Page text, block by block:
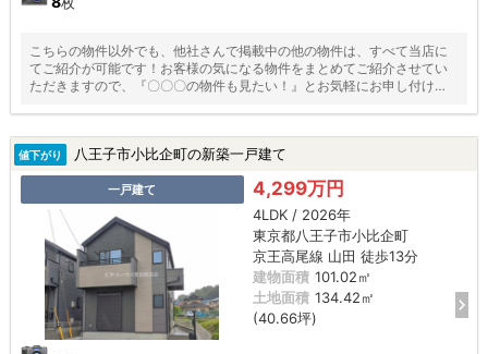
こちらの物件以外でも、他社さんで掲載中の他の物件は、すべて当店に
てご紹介が可能です！お客様の気になる物件をまとめてご紹介させてい
ただきますので、『〇〇〇の物件も見たい！』とお気軽にお申し付けく
値下がり 八王子市小比企町の新築一戸建て
一戸建て 4,299万円
4LDK / 2026年
東京都八王子市小比企町
京王高尾線 山田 徒歩13分
建物面積 101.02㎡
土地面積 134.42㎡
(40.66坪)